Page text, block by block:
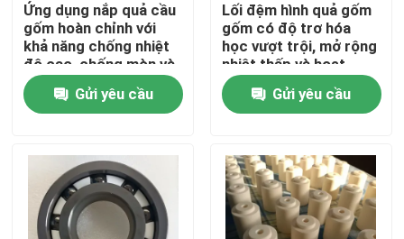
Trang chủ
Chương trình VR
Ứng dụng nắp quả cầu
gốm hoàn chỉnh với
khả năng chống nhiệt
độ cao, chống mòn và
chống ăn mòn
Gửi yêu cầu
Lối đệm hình quả gốm
gốm có độ trơ hóa
học vượt trội, mở rộng
nhiệt thấp và hoạt
động im lặng cho các
thiết bị hàng không vũ
trụ và y tế
Gửi yêu cầu